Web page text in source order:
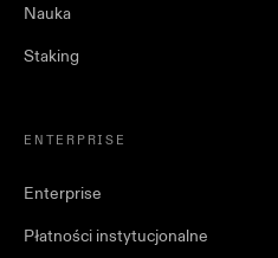
Nauka
Staking
ENTERPRISE
Enterprise
Płatności instytucjonalne